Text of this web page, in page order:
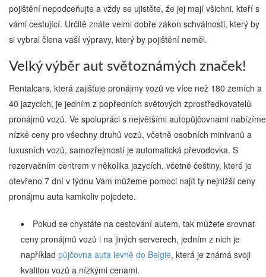
pojištění nepodceňujte a vždy se ujistěte, že jej mají všichni, kteří s
vámi cestující. Určitě znáte velmi dobře zákon schválnosti, který by
si vybral člena vaší výpravy, který by pojištění neměl.
Velký výběr aut světoznámých značek!
Rentalcars, která zajišťuje pronájmy vozů ve více než 180 zemích a
40 jazycích, je jedním z popředních světových zprostředkovatelů
pronájmů vozů. Ve spolupráci s největšími autopůjčovnami nabízíme
nízké ceny pro všechny druhů vozů, včetně osobních minivanů a
luxusních vozů, samozřejmostí je automatická převodovka. S
rezervačním centrem v několika jazycích, včetně češtiny, které je
otevřeno 7 dní v týdnu Vám můžeme pomoci najít ty nejnižší ceny
pronájmu auta kamkoliv pojedete.
Pokud se chystáte na cestování autem, tak můžete srovnat
ceny pronájmů vozů i na jiných serverech, jedním z nich je
například půjčovna auta levně do Belgie, která je známá svoji
kvalitou vozů a nízkými cenami.